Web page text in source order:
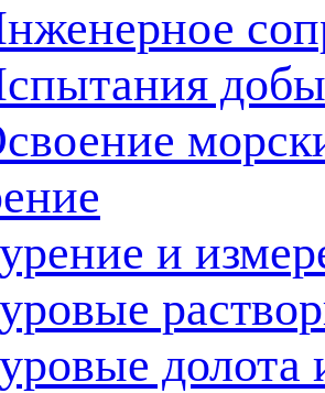
и
долота